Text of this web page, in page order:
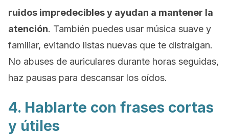
ruidos impredecibles y ayudan a mantener la
atención. También puedes usar música suave y
familiar, evitando listas nuevas que te distraigan.
No abuses de auriculares durante horas seguidas,
haz pausas para descansar los oídos.
4. Hablarte con frases cortas
y útiles